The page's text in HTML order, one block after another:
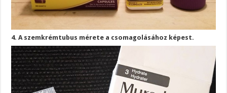
4. A szemkrémtubus mérete a csomagolásához képest.